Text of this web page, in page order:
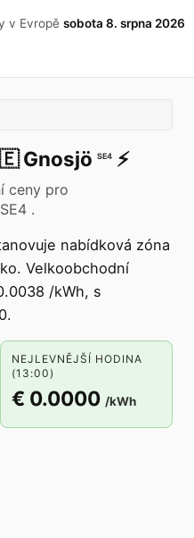
v Evropě sobota 8. srpna 2026
Gnosjö SE4 ⚡️
ceny pro
.
nabídková zóna
Velkoobchodní
/kWh, s
NEJLEVNĚJŠÍ HODINA
(13:00)
€ 0.0000 /kWh